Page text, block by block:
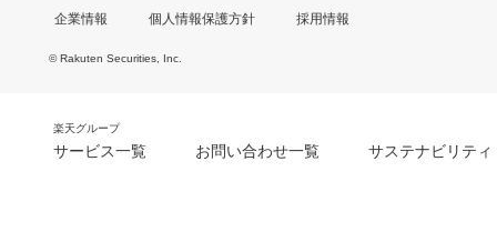
企業情報 個人情報保護方針 採用情報
© Rakuten Securities, Inc.
楽天グループ
サービス一覧 お問い合わせ一覧 サステナビリティ